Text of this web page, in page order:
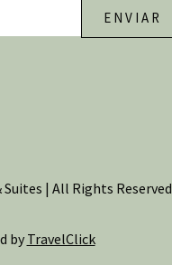
ENVIAR
| All Rights Reserved
byTravelClick